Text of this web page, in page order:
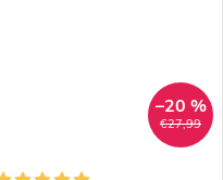
€27,99
–20 %